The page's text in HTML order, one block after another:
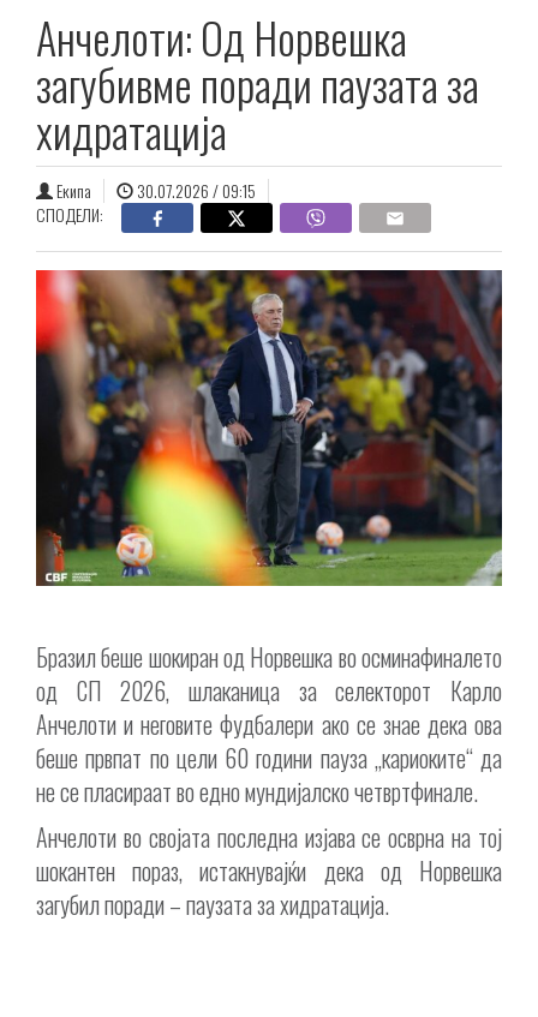
Анчелоти: Од Норвешка
загубивме поради паузата за
хидратација
Екипа
30.07.2026 / 09:15
СПОДЕЛИ:
Бразил беше шокиран од Норвешка во осминафиналето
од СП 2026, шлаканица за селекторот Карло
Анчелоти и неговите фудбалери ако се знае дека ова
беше првпат по цели 60 години пауза „кариоките“ да
не се пласираат во едно мундијалско четвртфинале.
Анчелоти во својата последна изјава се осврна на тој
шокантен пораз, истакнувајќи дека од Норвешка
загубил поради – паузата за хидратација.